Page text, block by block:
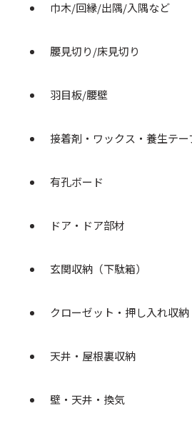
巾木/回縁/出隅/入隅など
腰見切り/床見切り
羽目板/腰壁
接着剤・ワックス・養生テー
有孔ボード
ドア・ドア部材
玄関収納（下駄箱）
クローゼット・押し入れ収納
天井・屋根裏収納
壁・天井・換気